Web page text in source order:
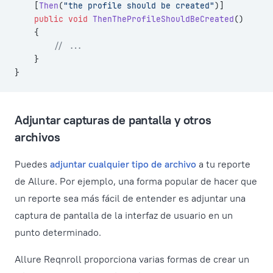
    [
Then("the profile should be created")]
    public
void ThenTheProfileShouldBeCreated()
    {
        // ...
    }
}
Adjuntar capturas de pantalla y otros
archivos
Puedes adjuntar cualquier tipo de archivo a tu reporte
de Allure. Por ejemplo, una forma popular de hacer que
un reporte sea más fácil de entender es adjuntar una
captura de pantalla de la interfaz de usuario en un
punto determinado.
Allure Reqnroll proporciona varias formas de crear un